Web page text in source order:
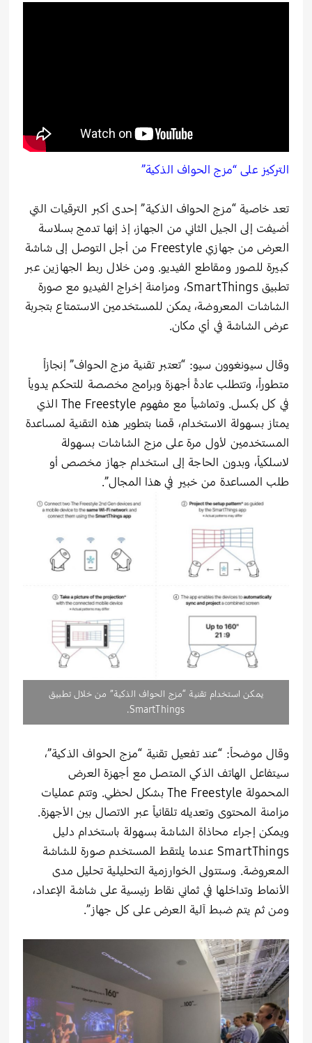
التركيز على “مزج الحواف الذكية”
تعد خاصية “مزج الحواف الذكية” إحدى أكبر الترقيات التي
أضيفت إلى الجيل الثاني من الجهاز، إذ إنها تدمج بسلاسة
العرض من جهازي Freestyle من أجل التوصل إلى شاشة
كبيرة للصور ومقاطع الفيديو. ومن خلال ربط الجهازين عبر
تطبيق SmartThings، ومزامنة إخراج الفيديو مع صورة
الشاشات المعروضة، يمكن للمستخدمين الاستمتاع بتجربة
عرض الشاشة في أي مكان.
وقال سيونغوون سيو: “تعتبر تقنية مزج الحواف” إنجازاً
متطوراً، وتتطلب عادةً أجهزة وبرامج مخصصة للتحكم يدوياً
في كل بكسل. وتماشياً مع مفهوم The Freestyle الذي
يمتاز بسهولة الاستخدام، قمنا بتطوير هذه التقنية لمساعدة
المستخدمين لأول مرة على مزج الشاشات بسهولة
لاسلكياً، وبدون الحاجة إلى استخدام جهاز مخصص أو
طلب المساعدة من خبير في هذا المجال”.
يمكن استخدام تقنية “مزج الحواف الذكية” من خلال تطبيق
SmartThings.
وقال موضحاً: “عند تفعيل تقنية “مزج الحواف الذكية”،
سيتفاعل الهاتف الذكي المتصل مع أجهزة العرض
المحمولة The Freestyle بشكل لحظي. وتتم عمليات
مزامنة المحتوى وتعديله تلقائياً عبر الاتصال بين الأجهزة.
ويمكن إجراء محاذاة الشاشة بسهولة باستخدام دليل
SmartThings عندما يلتقط المستخدم صورة للشاشة
المعروضة. وستتولى الخوارزمية التحليلية تحليل مدى
الأنماط وتداخلها في ثماني نقاط رئيسية على شاشة الإعداد،
ومن ثم يتم ضبط آلية العرض على كل جهاز”.